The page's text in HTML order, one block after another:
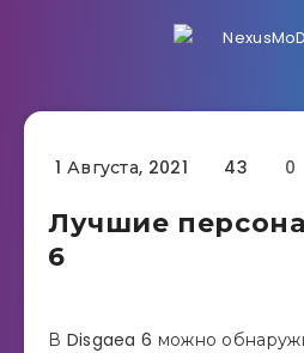
1 Августа, 2021 43 0
Лучшие
6
В Disgaea 6 можно